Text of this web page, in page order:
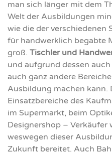
man sich länger mit dem
Welt der Ausbildungen
wie die der verschiedenen
für handwerklich begabte
groß. Tischler und
und aufgrund dessen
auch ganz andere
Ausbildung machen kann.
Einsatzbereiche des
im Supermarkt, beim
Designershop – Verkäufer
weswegen dieser
Zukunft bereitet. Auch